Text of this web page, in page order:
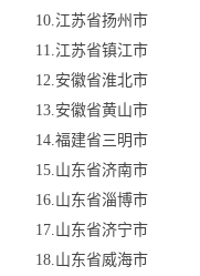
10.江苏省扬州市
11.江苏省镇江市
12.安徽省淮北市
13.安徽省黄山市
14.福建省三明市
15.山东省济南市
16.山东省淄博市
17.山东省济宁市
18.山东省威海市